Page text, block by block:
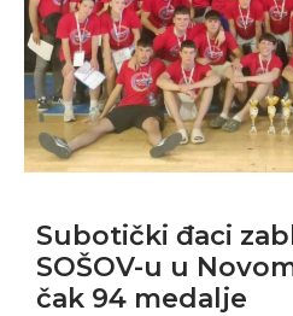
Subotički đaci
SOŠOV-u u
čak 94 medalje